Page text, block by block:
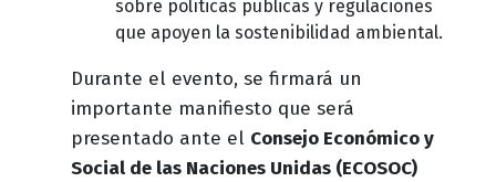
sobre políticas públicas y regulaciones
que apoyen la sostenibilidad ambiental.
Durante el evento, se firmará un
importante manifiesto que será
presentado ante el Consejo Económico y
Social de las Naciones Unidas (ECOSOC)